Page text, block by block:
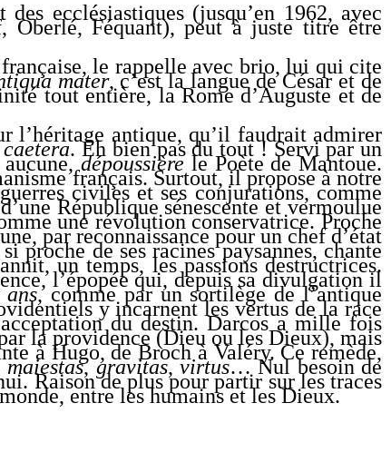
ecclésiastiques (jusqu’en 1962, avec
Oberlé, Féquant), peut à juste titre être
le rappelle avec brio, lui qui cite
mater, c’est la langue de César et de
tout entière, la Rome d’Auguste et de
l’héritage antique, qu’il faudrait admirer
. Eh bien pas du tout ! Servi par un
aucune,dépoussièrele Poète de Mantoue.
français. Surtout, il propose à notre
civiles et ses conjurations, comme
République sénescente et vermoulue
une révolution conservatrice. Proche
par reconnaissance pour un chef d’état
de ses racines paysannes, chante
un temps, les passions destructrices.
l’épopée qui, depuis sa divulgation il
ans, comme par un sortilège de l’antique
y incarnent les vertus de la race
du destin. Darcos a mille fois
la providence (Dieu ou les Dieux), mais
à Hugo, de Broch à Valéry. Ce remède,
maiestas,gravitas,virtus… Nul besoin de
Raison de plus pour partir sur les traces
entre les humains et les Dieux.